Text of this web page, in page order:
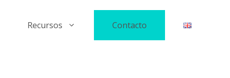
Recursos Contacto